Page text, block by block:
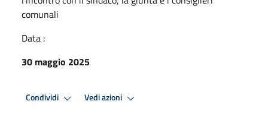
comunali
Data :
30 maggio 2025
Condividi Vedi azioni